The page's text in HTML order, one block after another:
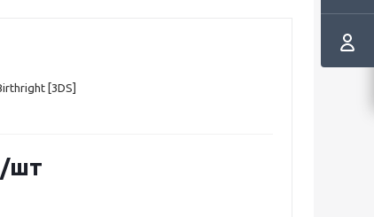
[3DS]
шт